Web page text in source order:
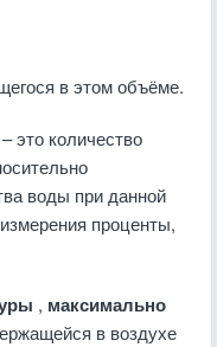
в этом объёме.
это количество
воды при данной
проценты,
, максимально
в воздухе